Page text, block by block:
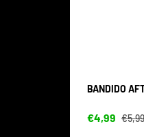
BANDIDO
€4,99 €5,99